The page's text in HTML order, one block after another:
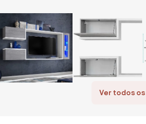
Ver todos